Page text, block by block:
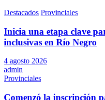
Destacados Provinciales
Inicia una etapa clave
inclusivas en Río Negro
4 agosto 2026
admin
Provinciales
Comenzó la inscripción